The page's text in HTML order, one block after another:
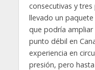
consecutivas y
llevado un
que podría ampliar
punto débil en
experiencia en
presión, pero